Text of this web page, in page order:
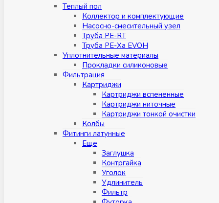
Теплый пол
Коллектор и комплектующие
Насосно-смесительный узел
Труба PE-RT
Труба PE-Xa EVOH
Уплотнительные материалы
Прокладки силиконовые
Фильтрация
Картриджи
Картриджи вспененные
Картриджи ниточные
Картриджи тонкой очистки
Колбы
Фитинги латунные
Eщe
Заглушка
Контргайка
Уголок
Удлинитель
Фильтр